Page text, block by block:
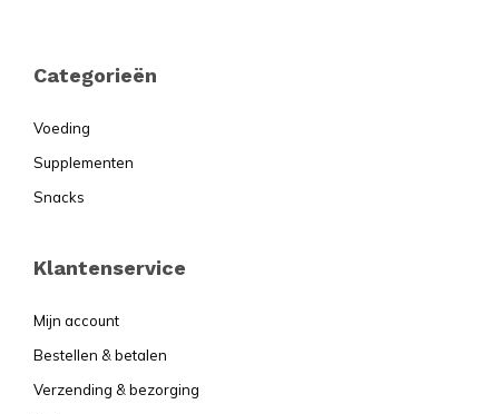
Footer
Categorieën
Voeding
Supplementen
Snacks
Klantenservice
Mijn account
Bestellen & betalen
Verzending & bezorging